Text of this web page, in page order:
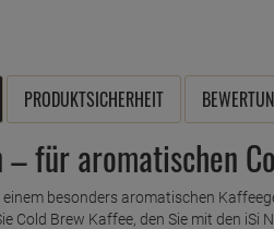
PRODUKTSICHERHEIT
für aromatischen
einem besonders aromatischen
Cold Brew Kaffee, den Sie mit den